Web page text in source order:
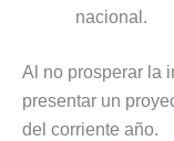
nacional.
Al no prosperar la
presentar un
del corriente año.